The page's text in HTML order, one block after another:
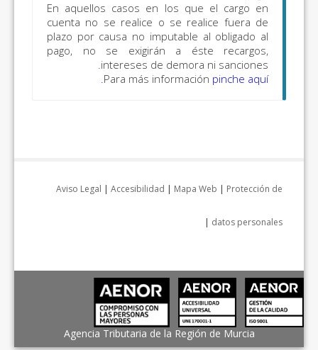
En aquellos casos en los
cuenta no se realice o se
plazo por causa no
pago, no se exigirán a
intereses de
Para más
Aviso Legal|Accesibilidad
Agencia Tributaria de la